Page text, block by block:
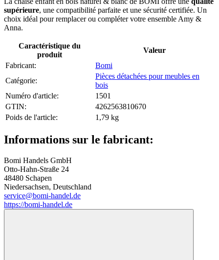
supérieure, une compatibilité parfaite et une sécurité certifiée. Un
choix idéal pour remplacer ou compléter votre ensemble Amy &
Anna.
Caractéristique du
produit
Valeur
Fabricant:
Bomi
Catégorie:
Pièces détachées pour meubles en
bois
Numéro d'article:
1501
GTIN:
4262563810670
Poids de l'article‍:
1,79 kg
Informations sur le fabricant:
Bomi Handels GmbH
Otto-Hahn-Straße 24
48480 Schapen
Niedersachsen, Deutschland
service@bomi-handel.de
https://bomi-handel.de